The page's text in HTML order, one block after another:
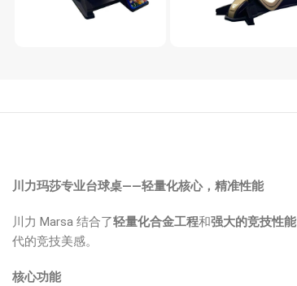
川力玛莎专业台球桌——轻量化核心，精准性能
川力 Marsa 结合了轻量化合金工程和强大的竞技性能
代的竞技美感。
核心功能